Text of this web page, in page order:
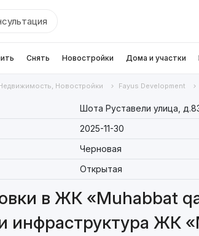
Снять Новостройки Дома и участки
Новостройки Fayus Development
Шота Руставели улица,
2025-11-30
Черновая
Открытая
в ЖК «Muhabbat
инфраструктура ЖК